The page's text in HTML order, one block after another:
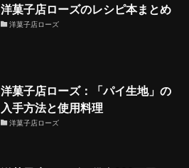
洋菓子店ローズのレシピ本まとめ
洋菓子店ローズ
洋菓子店ローズ：「パイ生地」の
入手方法と使用料理
洋菓子店ローズ